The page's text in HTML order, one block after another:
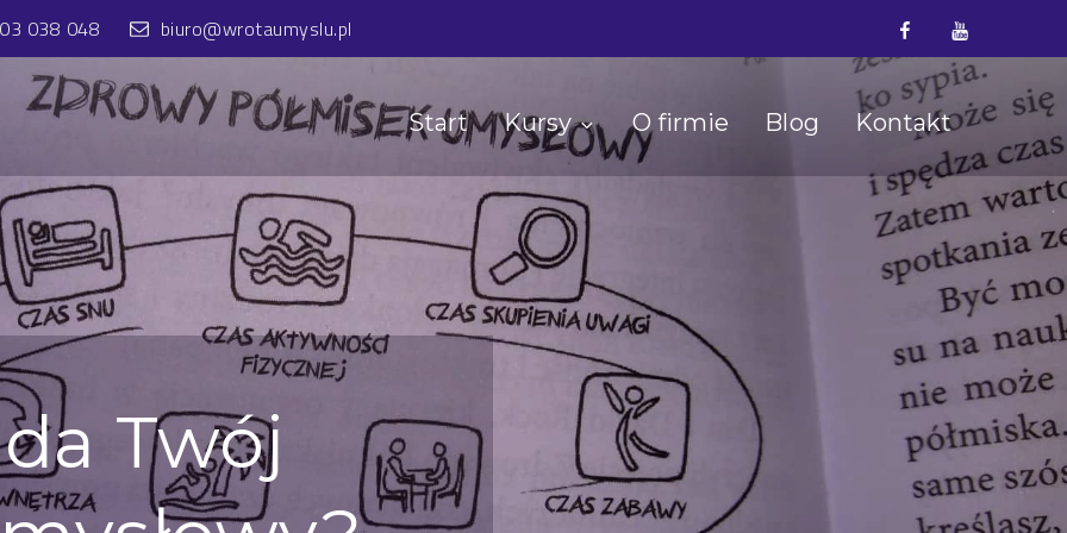
038 048 biuro@wrotaumyslu.pl FacebookYouTube
Start Kursy O firmie Blog Kontakt
Twój